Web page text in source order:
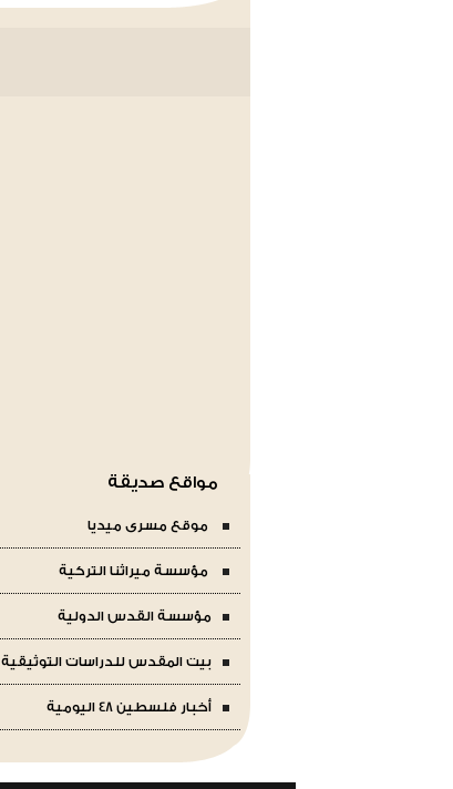
مواقع صديقة
موقع مسرى ميديا
مؤسسة ميراثنا التركية
مؤسسة القدس الدولية
بيت المقدس للدراسات التوثيقية
أخبار فلسطين 48 اليومية